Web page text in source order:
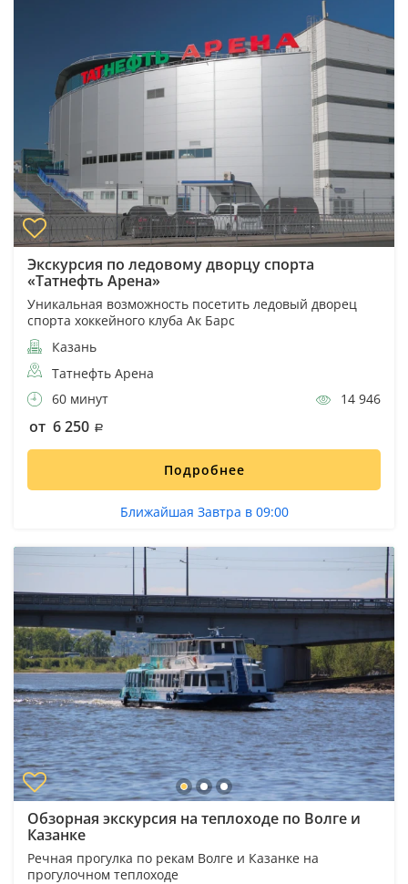
Экскурсия по ледовому дворцу спорта
«Татнефть Арена»
Уникальная возможность посетить ледовый дворец
спорта хоккейного клуба Ак Барс
Казань
Татнефть Арена
60 минут
14 946
от 6 250
Подробнее
Ближайшая Завтра в 09:00
Обзорная экскурсия на теплоходе по Волге и
Казанке
Речная прогулка по рекам Волге и Казанке на
прогулочном теплоходе